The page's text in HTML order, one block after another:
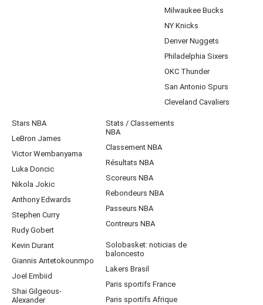
Milwaukee Bucks
NY Knicks
Denver Nuggets
Philadelphia Sixers
OKC Thunder
San Antonio Spurs
Cleveland Cavaliers
Stars NBA
LeBron James
Victor Wembanyama
Luka Doncic
Nikola Jokic
Anthony Edwards
Stephen Curry
Rudy Gobert
Kevin Durant
Giannis Antetokounmpo
Joel Embiid
Shai Gilgeous-
Alexander
Stats / Classements
NBA
Classement NBA
Résultats NBA
Scoreurs NBA
Rebondeurs NBA
Passeurs NBA
Contreurs NBA
Solobasket: noticias de
baloncesto
Lakers Brasil
Paris sportifs France
Paris sportifs Afrique